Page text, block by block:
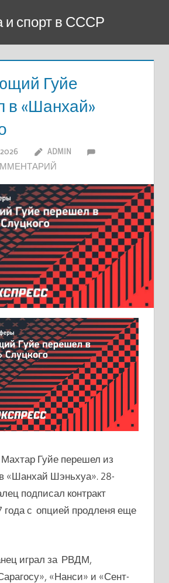
и спорт в СССР
Гуйе
в «Шанхай»
ADMIN
Гуйе перешел из
«Шанхай Шэньхуа». 28-
подписал контракт
года с опцией продленя еще
играл за РВДМ,
«Нанси» и «Сент-